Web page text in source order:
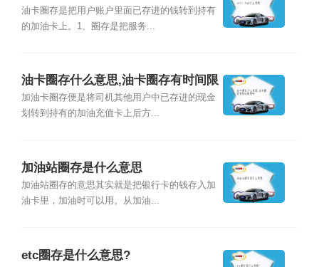
油卡圈存是把用户账户里面已存进的钱转到持有
的加油卡上。1、圈存是把服务...
油卡圈存什么意思,油卡圈存有时间限
制吗
加油卡圈存便是将司机其他用户中已存进的现金
划转到持有的加油充值卡上后方...
加油站圈存是什么意思
加油站圈存的意思其实就是把银行卡的钱存入加
油卡里，加油时可以用。从加油...
etc圈存是什么意思?